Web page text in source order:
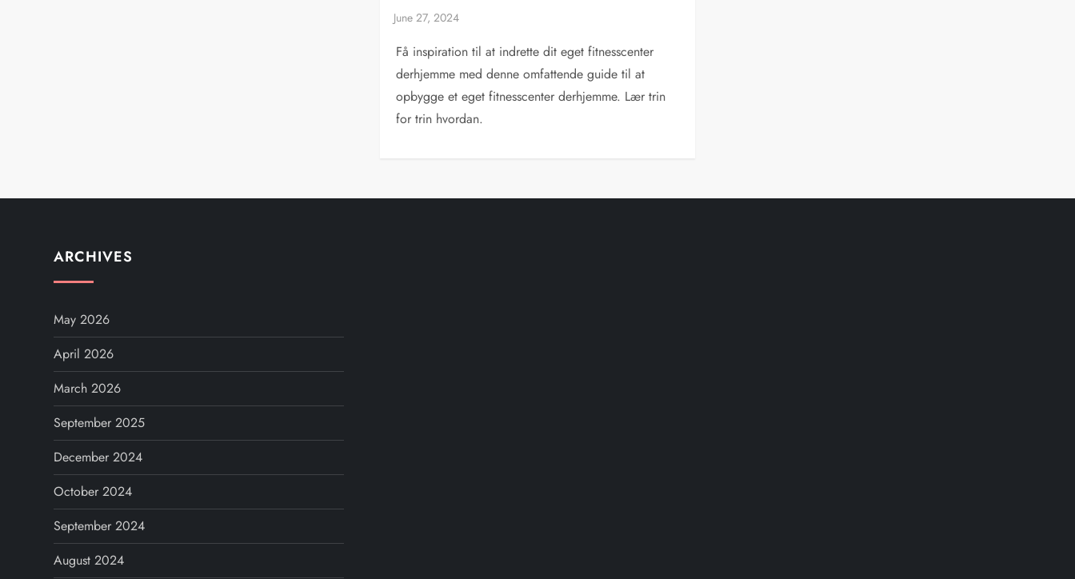
Få inspiration til at indrette dit eget fitnesscenter
derhjemme med denne omfattende guide til at
opbygge et eget fitnesscenter derhjemme. Lær trin
for trin hvordan.
ARCHIVES
May 2026
April 2026
March 2026
September 2025
December 2024
October 2024
September 2024
August 2024